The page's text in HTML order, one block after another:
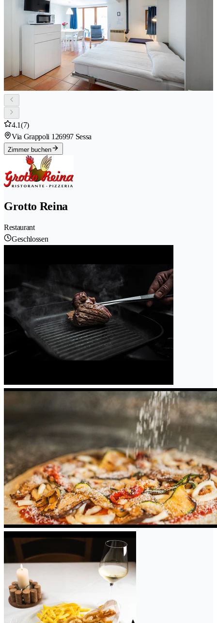
4.1(7)
Via Grappoli 126997 Sessa
Zimmer buchen
Grotto Reina
Restaurant
Geschlossen